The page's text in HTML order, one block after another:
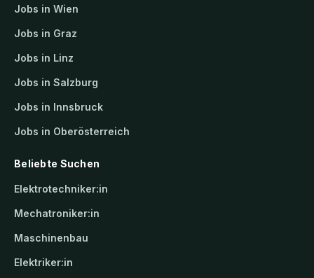
Jobs in Wien
Jobs in Graz
Jobs in Linz
Jobs in Salzburg
Jobs in Innsbruck
Jobs in Oberösterreich
Beliebte Suchen
Elektrotechniker:in
Mechatroniker:in
Maschinenbau
Elektriker:in